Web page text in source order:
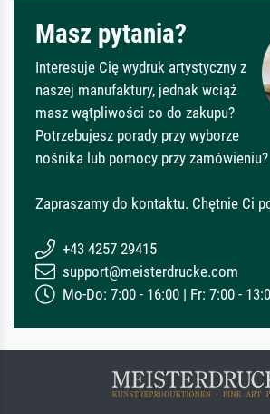
Masz pytania?
Interesuje Cię wydruk artystyczny z
naszej manufaktury, jednak wciąż
masz wątpliwości co do zakupu?
Potrzebujesz porady przy wyborze
nośnika lub pomocy przy zamówieniu?
Zapraszamy do kontaktu. Chętnie Ci
+43 4257 29415
support@meisterdrucke.com
Mo-Do: 7:00 - 16:00 | Fr: 7:00 -